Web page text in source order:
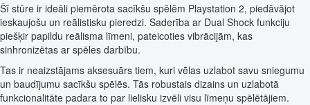
Šī stūre ir ideāli piemērota sacīkšu spēlēm Playstation 2, piedāvājot
ieskaujošu un reālistisku pieredzi. Saderība ar Dual Shock funkciju
piešķir papildu reālisma līmeni, pateicoties vibrācijām, kas
sinhronizētas ar spēles darbību.
Tas ir neaizstājams aksesuārs tiem, kuri vēlas uzlabot savu sniegumu
un baudījumu sacīkšu spēlēs. Tās robustais dizains un uzlabotā
funkcionalitāte padara to par lielisku izvēli visu līmeņu spēlētājiem.